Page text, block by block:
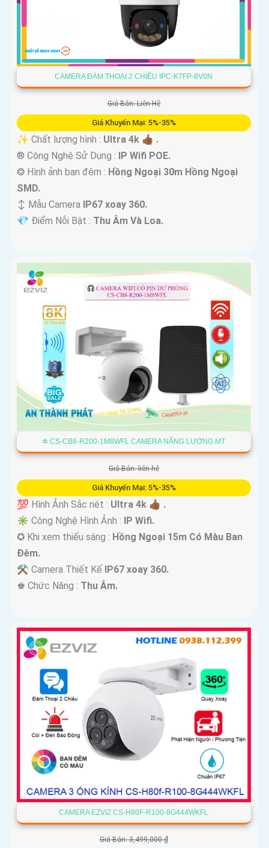
CAMERA ĐÀM THOẠI 2 CHIỀU IPC-K7FP-8V0N
Giá Bán: Liên Hệ
Giá Khuyến Mại: 5%-35%
✨ Chất lượng hình : Ultra 4k 👍🏾 .
®️ Công Nghệ Sử Dụng : IP Wifi POE.
❂ Hình ảnh ban đêm : Hồng Ngoại 30m Hồng Ngoại
SMD.
↕️ Mẫu Camera IP67 xoay 360.
️💎 Điểm Nỗi Bật : Thu Âm Và Loa.
✲ CS-CB8-R200-1M8WFL CAMERA NĂNG LƯƠNG MT
Giá Bán: liên hệ
Giá Khuyến Mại: 5%-35%
💯 Hình Ảnh Sắc nét : Ultra 4k 👍🏾 .
✳️ Công Nghệ Hình Ảnh :
IP Wifi.
✪ Khi xem thiếu sáng : Hồng Ngoại 15m Có Màu Ban
Ðêm.
⚒ Camera Thiết Kế
IP67 xoay 360.
️♚ Chức Năng : Thu Âm.
CAMERA EZVIZ CS-H80F-R100-8G444WKFL
Giá Bán: 3,499,000 ₫